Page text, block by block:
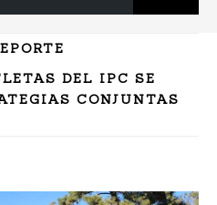
DEL IPC SE
CONJUNTAS